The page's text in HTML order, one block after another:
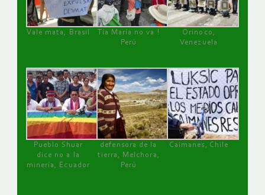
Vale mata, Brasil
Tía María no va !
Perú
Orinoco,
Venezuela
Pueblo Shuar
dice no a la
minería, Ecuador
defensora de la
tierra, Melchora,
Perú
Caimanes, Chile